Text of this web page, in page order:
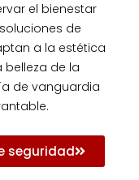
el bienestar
de
a la estética
de la
de vanguardia
seguridad